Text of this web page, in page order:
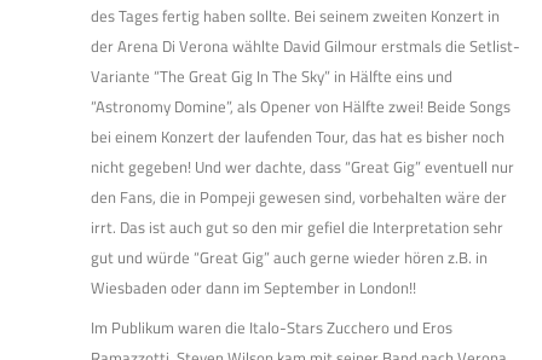
des Tages fertig haben sollte. Bei seinem zweiten Konzert in
der Arena Di Verona wählte David Gilmour erstmals die Setlist-
Variante “The Great Gig In The Sky” in Hälfte eins und
“Astronomy Domine”, als Opener von Hälfte zwei! Beide Songs
bei einem Konzert der laufenden Tour, das hat es bisher noch
nicht gegeben! Und wer dachte, dass “Great Gig” eventuell nur
den Fans, die in Pompeji gewesen sind, vorbehalten wäre der
irrt. Das ist auch gut so den mir gefiel die Interpretation sehr
gut und würde “Great Gig” auch gerne wieder hören z.B. in
Wiesbaden oder dann im September in London!!
Im Publikum waren die Italo-Stars Zucchero und Eros